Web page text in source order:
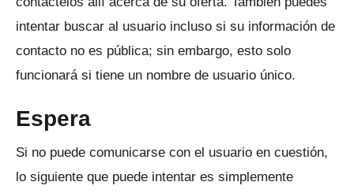
intentar buscar al usuario incluso si su información de
contacto no es pública; sin embargo, esto solo
funcionará si tiene un nombre de usuario único.
Espera
Si no puede comunicarse con el usuario en cuestión,
lo siguiente que puede intentar es simplemente